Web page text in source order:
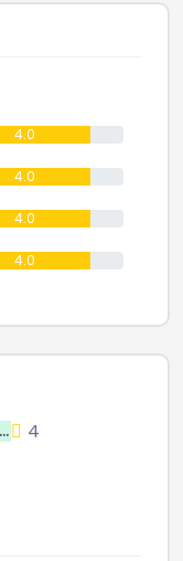
4.0
4.0
4.0
4.0
4